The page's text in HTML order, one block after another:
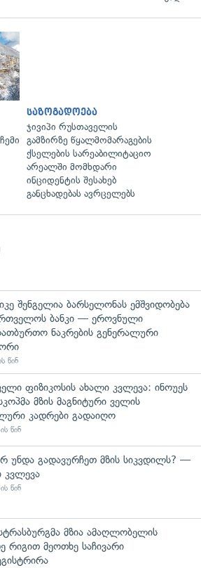
საზოგადოება
ჯივიპი რუსთაველის
გამზირზე წყალმომარაგების
ქსელების სარეაბილიტაციო
არეალში მომხდარი
ინციდენტის შესახებ
განცხადებას ავრცელებს
შენგელია ბარსელონას ემშვიდობება
ბანკი — ეროვნული
ნაკრების გენერალური
წინ
ფიზიკოსის ახალი კვლევა: ინოუეს
მზის მაგნიტური ველის
კადრები გადაიღო
წინ
უნდა გადავურჩეთ მზის სიკვდილს? —
კვლევა
წინ
მზია ამაღლობელის
რიგით მეოთხე საჩივარი